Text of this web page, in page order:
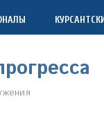
Свиридова